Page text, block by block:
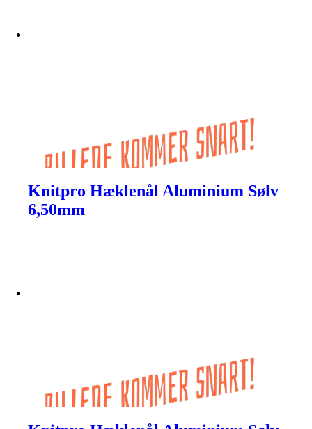
Knitpro Hæklenål Aluminium Sølv
6,50mm